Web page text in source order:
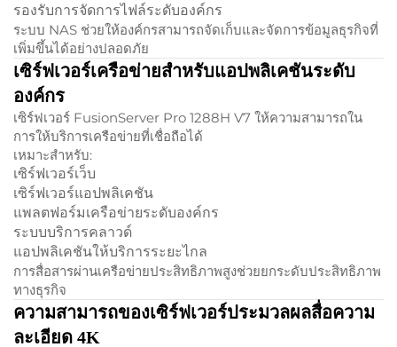
รองรับการจัดการไฟล์ระดับองค์กร
ระบบ NAS ช่วยให้องค์กรสามารถจัดเก็บและจัดการข้อมูลธุรกิจที่
เพิ่มขึ้นได้อย่างปลอดภัย
เซิร์ฟเวอร์เครือข่ายสำหรับแอปพลิเคชันระดับ
องค์กร
เซิร์ฟเวอร์ FusionServer Pro 1288H V7 ให้ความสามารถใน
การให้บริการเครือข่ายที่เชื่อถือได้
เหมาะสำหรับ:
เซิร์ฟเวอร์เว็บ
เซิร์ฟเวอร์แอปพลิเคชัน
แพลตฟอร์มเครือข่ายระดับองค์กร
ระบบบริการคลาวด์
แอปพลิเคชันให้บริการระยะไกล
การสื่อสารผ่านเครือข่ายประสิทธิภาพสูงช่วยยกระดับประสิทธิภาพ
ทางธุรกิจ
ความสามารถของเซิร์ฟเวอร์ประมวลผลสื่อความ
ละเอียด 4K